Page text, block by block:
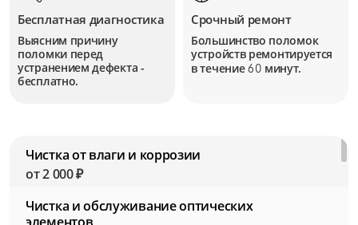
Бесплатная диагностика
Выясним причину
поломки перед
устранением дефекта -
бесплатно.
Срочный ремонт
Большинство поломок
устройств ремонтируется
в течение60 минут.
Чистка от влаги и коррозии
от 2 000 ₽
Чистка и обслуживание оптических